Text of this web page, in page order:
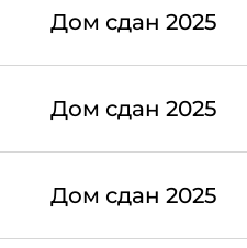
Дом сдан 2025
Дом сдан 2025
Дом сдан 2025